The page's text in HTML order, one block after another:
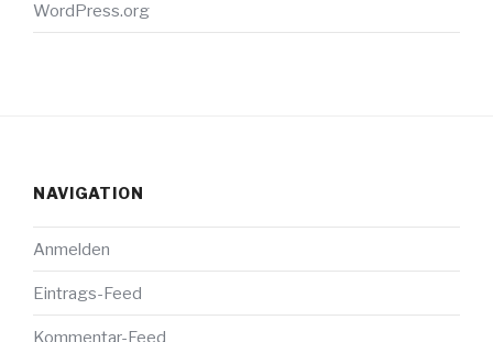
WordPress.org
NAVIGATION
Anmelden
Eintrags-Feed
Kommentar-Feed